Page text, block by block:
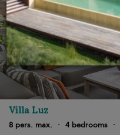
Villa Luz
8 pers. max. · 4 bedrooms ·